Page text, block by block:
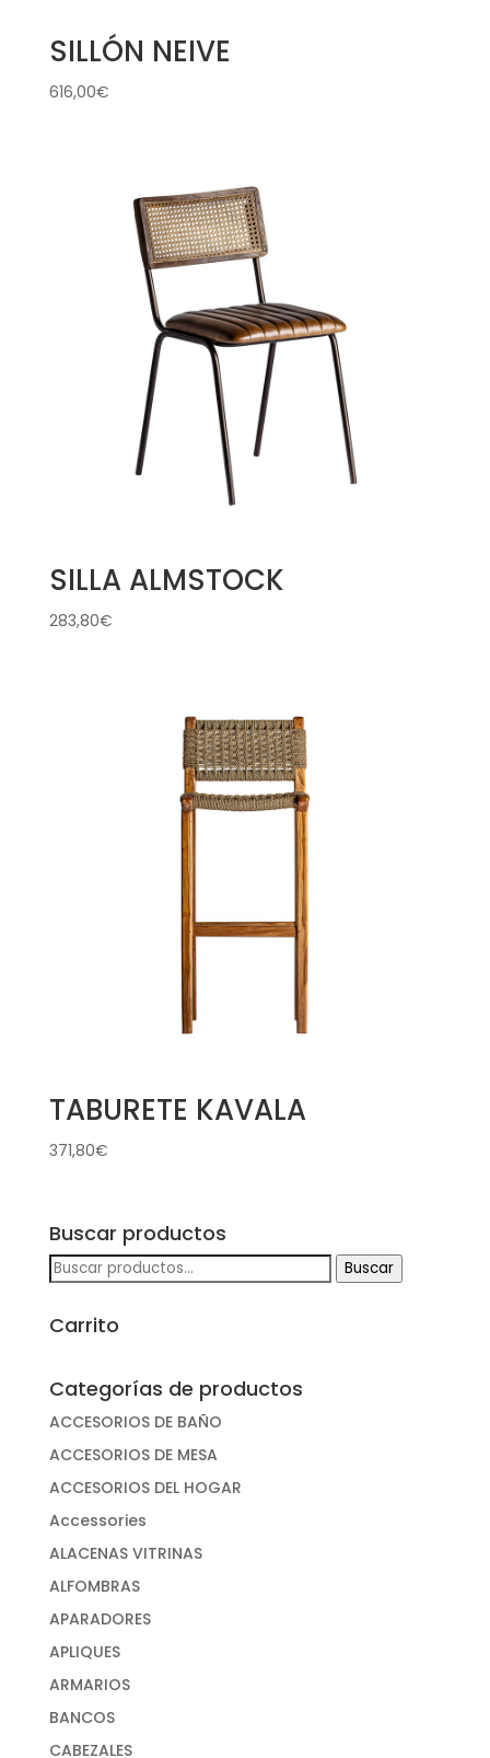
SILLÓN NEIVE
616,00€
SILLA ALMSTOCK
283,80€
TABURETE KAVALA
371,80€
Buscar productos
Buscar
Buscar
Carrito
Categorías de productos
ACCESORIOS DE BAÑO
ACCESORIOS DE MESA
ACCESORIOS DEL HOGAR
Accessories
ALACENAS VITRINAS
ALFOMBRAS
APARADORES
APLIQUES
ARMARIOS
BANCOS
CABEZALES